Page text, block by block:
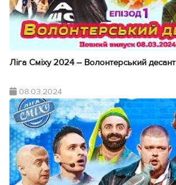
Ліга Сміху 2024 – Волонтерський десант
08.03.2024